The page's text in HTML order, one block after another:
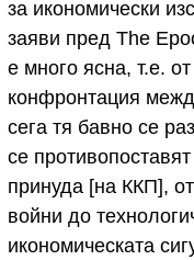
за икономически
заяви пред The
е много ясна, т.е.
конфронтация
сега тя бавно се
се
принуда [на ККП],
войни до
икономическата